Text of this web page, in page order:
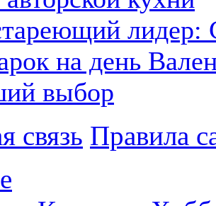
лидер:
на день
выбор
связь Правила